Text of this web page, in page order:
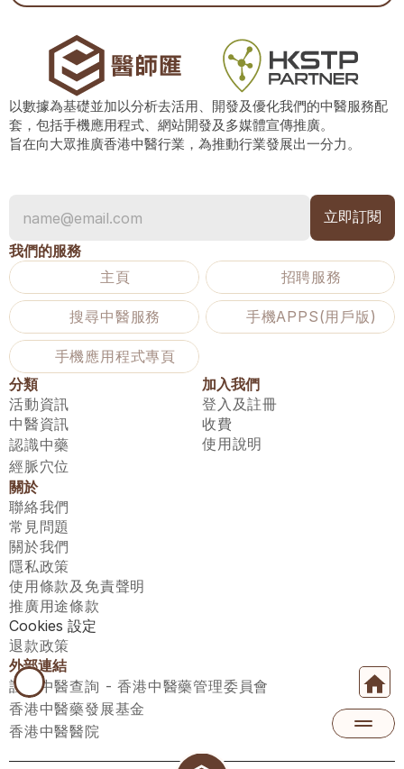
以數據為基礎並加以分析去活用、開發及優化我們的中醫服務配
套，包括手機應用程式、網站開發及多媒體宣傳推廣。
旨在向大眾推廣香港中醫行業，為推動行業發展出一分力。
我們的服務
主頁
招聘服務
搜尋中醫服務 手機APPS(用戶版)
手機應用程式專頁
分類
活動資訊
中醫資訊
認識中藥
經脈穴位
加入我們
登入及註冊
收費
使用說明
關於
聯絡我們
常見問題
關於我們
隱私政策
使用條款及免責聲明
推廣用途條款
Cookies 設定
退款政策
外部連結
註冊中醫查詢 - 香港中醫藥管理委員會
香港中醫藥發展基金
香港中醫醫院